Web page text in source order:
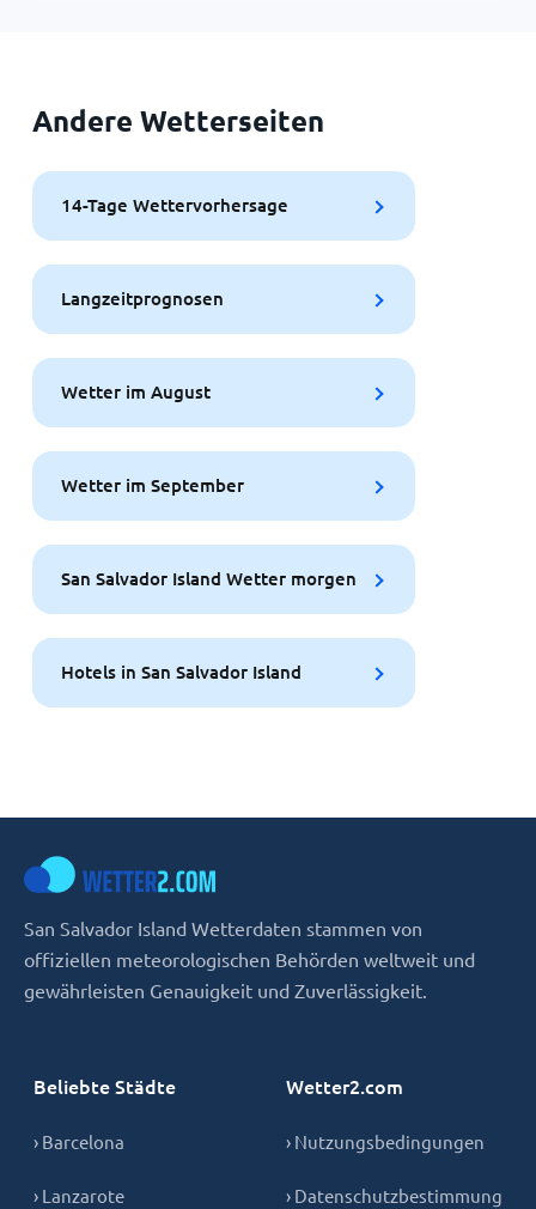
Andere Wetterseiten
14-Tage Wettervorhersage
Langzeitprognosen
Wetter im August
Wetter im September
San Salvador Island Wetter morgen
Hotels in San Salvador Island
San Salvador Island Wetterdaten stammen von
offiziellen meteorologischen Behörden weltweit und
gewährleisten Genauigkeit und Zuverlässigkeit.
Beliebte Städte
› Barcelona
› Lanzarote
Wetter2.com
› Nutzungsbedingungen
› Datenschutzbestimmung